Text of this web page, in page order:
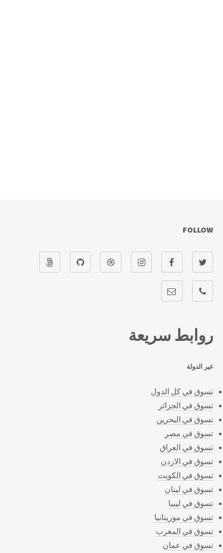
روابط سريعة
غير الدولة
تسوق في كل الدول
تسوق في الجزائر
تسوق في البحرين
تسوق في مصر
تسوق في العراق
تسوق في الاردن
تسوق في الكويت
تسوق في لبنان
تسوق في ليبيا
تسوق في موريتانيا
تسوق في المغرب
تسوق في عمان
FOLLOW